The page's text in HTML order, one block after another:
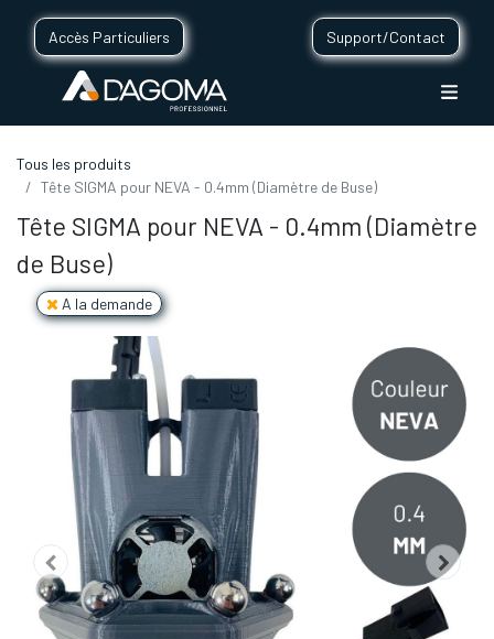
Accès Particuliers Support/Contact
Tous les produits
Tête SIGMA pour NEVA - 0.4mm (Diamètre de Buse)
Tête SIGMA pour NEVA - 0.4mm (Diamètre
de Buse)
A la demande